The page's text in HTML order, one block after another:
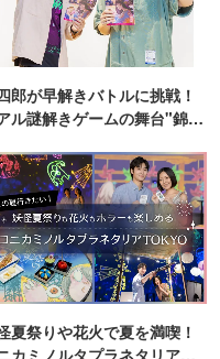
郎が早解きバトルに挑戦！
ル謎解きゲームの舞台"錦糸
夏祭りや花火で夏を満喫！
カミノルタプラネタリア